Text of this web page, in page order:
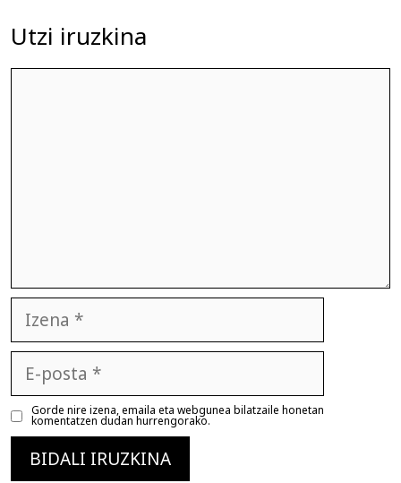
Utzi iruzkina
posta
Gorde nire izena, emaila eta webgunea bilatzaile honetan
komentatzen dudan hurrengorako.